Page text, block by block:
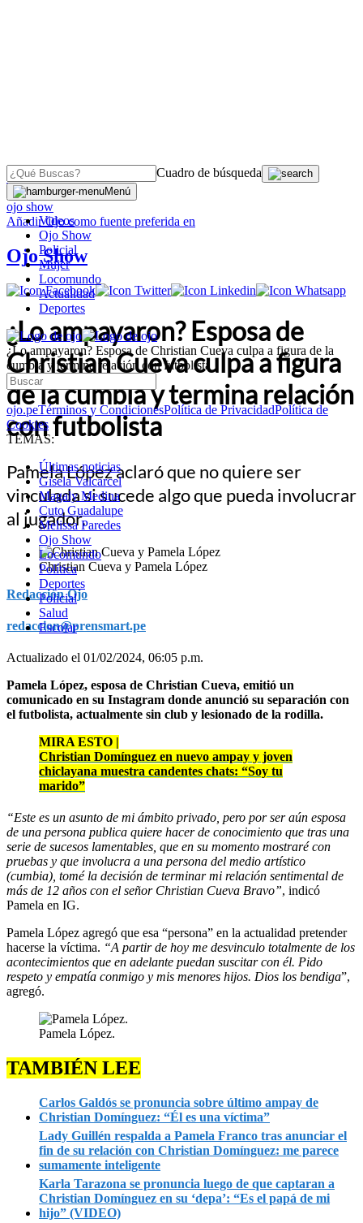
Cuadro de búsqueda
Menú
Videos
Ojo Show
Policial
Mujer
Locomundo
Actualidad
Deportes
¿Lo ampayaron? Esposa de Christian Cueva culpa a figura de la
cumbia y termina relación con futbolista
ojo.peTérminos y CondicionesPolítica de PrivacidadPolítica de
Cookies
TEMAS:
Últimas noticias
Gisela Valcarcel
Magaly Medina
Cuto Guadalupe
Melissa Paredes
Ojo Show
Locomundo
Política
Deportes
Policial
Salud
Escolar
OJO
ojo show
AñadirOjocomo fuente preferida en
Ojo Show
¿Lo ampayaron? Esposa de
Christian Cueva culpa a figura
de la cumbia y termina relación
con futbolista
Pamela López aclaró que no quiere ser
vinculada si sucede algo que pueda involucrar
al jugador.
Christian Cueva y Pamela López
Redacción Ojo
redaccion@prensmart.pe
Actualizado el 01/02/2024, 06:05 p.m.
Pamela López, esposa de Christian Cueva, emitió un
comunicado en su Instagram donde anunció su separación con
el futbolista, actualmente sin club y lesionado de la rodilla.
MIRA ESTO |
Christian Domínguez en nuevo ampay y joven
chiclayana muestra candentes chats: “Soy tu
marido”
“Este es un asunto de mi ámbito privado, pero por ser aún esposa
de una persona publica quiere hacer de conocimiento que tras una
serie de sucesos lamentables, que en su momento mostraré con
pruebas y que involucra a una persona del medio artístico
(cumbia), tomé la decisión de terminar mi relación sentimental de
más de 12 años con el señor Christian Cueva Bravo”, indicó
Pamela en IG.
Pamela López agregó que esa “persona” en la actualidad pretender
hacerse la víctima. “A partir de hoy me desvinculo totalmente de los
acontecimientos que en adelante puedan suscitar con él. Pido
respeto y empatía conmigo y mis menores hijos. Dios los bendiga”,
agregó.
Pamela López.
TAMBIÉN LEE
Carlos Galdós se pronuncia sobre último ampay de
Christian Domínguez: “Él es una víctima”
Lady Guillén respalda a Pamela Franco tras anunciar el
fin de su relación con Christian Domínguez: me parece
sumamente inteligente
Karla Tarazona se pronuncia luego de que captaran a
Christian Domínguez en su ‘depa’: “Es el papá de mi
hijo” (VIDEO)